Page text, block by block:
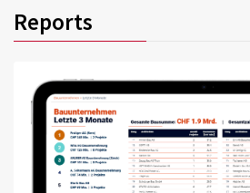
Reports